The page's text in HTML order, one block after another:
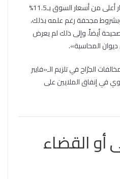
كما وافق على عقود إيجار بأسعار أعلى من أسعار السوق بـ11.5%
وبشروط مجحفة رغم علمه بذلك،
أيضاً. وإلى ذلك لم يعرض
المحاسبة».
الجرّاح في تلزيم الـ«فايبر
في إنفاق الملايين على
أو القضاء